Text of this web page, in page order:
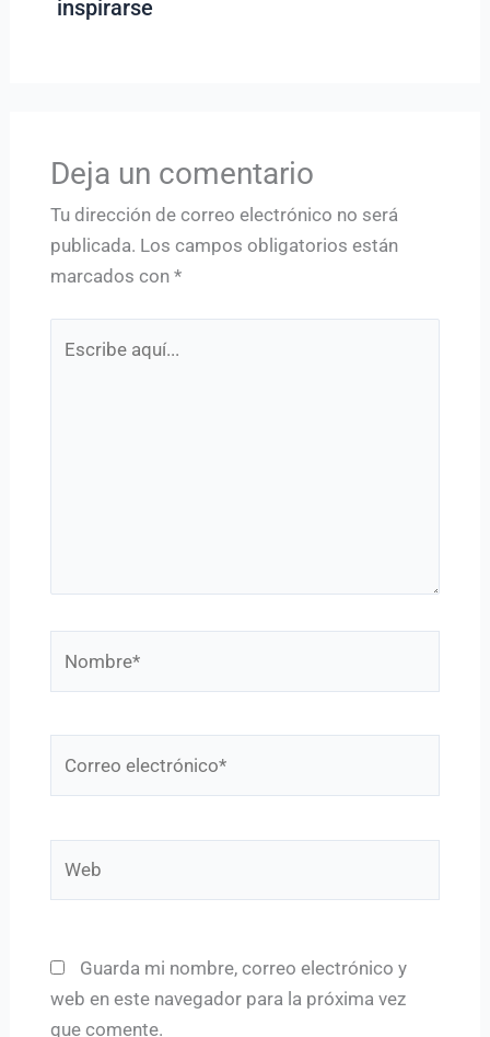
inspirarse
Deja un comentario
Tu dirección de correo electrónico no será
publicada. Los campos obligatorios están
marcados con *
Guarda mi nombre, correo electrónico y
web en este navegador para la próxima vez
que comente.